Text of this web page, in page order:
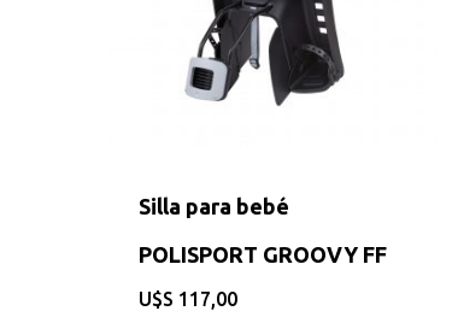
Silla para bebé
POLISPORT GROOVY FF
$ 117,00